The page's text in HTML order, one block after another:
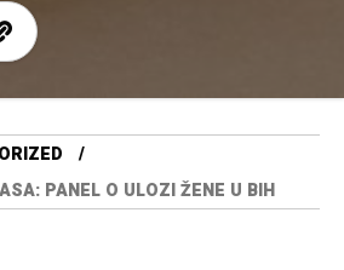
PANEL O ULOZI ŽENE U BIH